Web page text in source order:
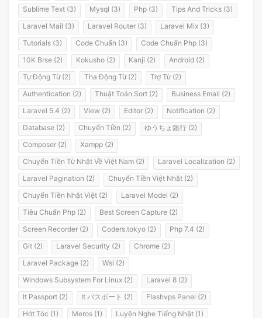
Sublime Text (3)
Mysql (3) Php (3)
Tips And Tricks (3)
Laravel Mail (3)
Laravel Router (3)
Laravel Mix (3)
Tutorials (3)
Code Chuẩn (3)
Code Chuẩn Php (3)
10K Brse (2)
Kokusho (2) Kanji (2)
Android (2)
Tự Động Từ (2)
Tha Động Từ (2)
Trợ Từ (2)
Authentication (2)
Thuật Toán Sort (2)
Business Email (2)
Laravel 5.4 (2)
View (2) Editor (2)
Notification (2)
Database (2)
Chuyển Tiền (2)
ゆうちょ銀行 (2)
Composer (2)
Xampp (2)
Chuyển Tiền Từ Nhật Về Việt Nam (2)
Laravel Localization (2)
Laravel Pagination (2)
Chuyển Tiền Việt Nhật (2)
Chuyển Tiền Nhật Việt (2)
Laravel Model (2)
Tiêu Chuẩn Php (2)
Best Screen Capture (2)
Screen Recorder (2)
Coders.tokyo (2)
Php 7.4 (2)
Git (2)
Laravel Security (2)
Chrome (2)
Laravel Package (2)
Wsl (2)
Windows Subsystem For Linux (2)
Laravel 8 (2)
It Passport (2)
It パスポート (2)
Flashvps Panel (2)
Hớt Tóc (1)
Meros (1)
Luyện Nghe Tiếng Nhật (1)